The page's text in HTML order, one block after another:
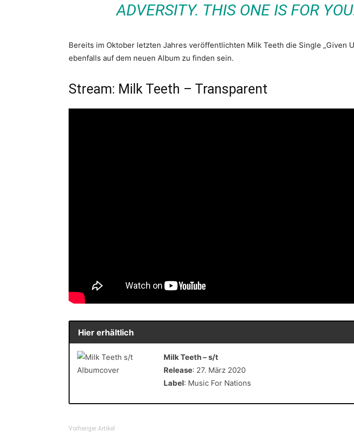
ADVERSITY. THIS ONE IS FOR
Bereits im Oktober letzten Jahres veröffentlichten Milk Teeth die Single „Given
ebenfalls auf dem neuen Album zu finden sein.
Stream: Milk Teeth – Transparent
Hier erhältlich
Milk Teeth – s/t
Release: 27. März 2020
Label: Music For Nations
Vorheriger Artikel